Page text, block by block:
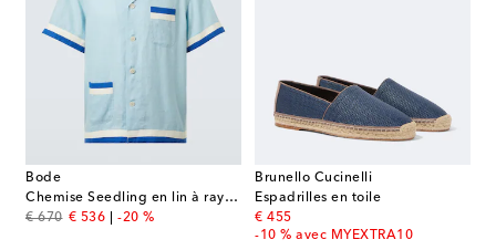
Bode
Chemise Seedling en lin à rayures
€ 670
original price
€ 536
discount price
-20 %
Brunello Cucinelli
Espadrilles en toile
€ 455
original price
-10 % avec MYEXTRA10